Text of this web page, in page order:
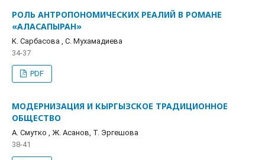
РОЛЬ АНТРОПОНОМИЧЕСКИХ РЕАЛИЙ В РОМАНЕ
«АЛАСАПЫРАН»
K. Сарбасова , С. Мухамадиева
34-37
PDF
МОДЕРНИЗАЦИЯ И КЫРГЫЗСКОЕ ТРАДИЦИОННОЕ
ОБЩЕСТВО
A. Смутко , Ж. Асанов, T. Эргешова
38-41